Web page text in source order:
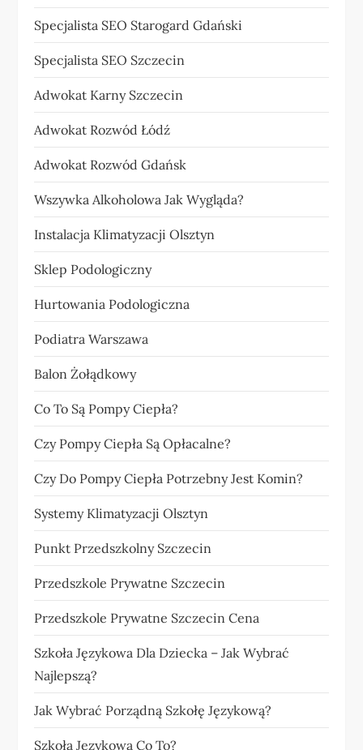
Specjalista SEO Starogard Gdański
Specjalista SEO Szczecin
Adwokat Karny Szczecin
Adwokat Rozwód Łódź
Adwokat Rozwód Gdańsk
Wszywka Alkoholowa Jak Wygląda?
Instalacja Klimatyzacji Olsztyn
Sklep Podologiczny
Hurtowania Podologiczna
Podiatra Warszawa
Balon Żołądkowy
Co To Są Pompy Ciepła?
Czy Pompy Ciepła Są Opłacalne?
Czy Do Pompy Ciepła Potrzebny Jest Komin?
Systemy Klimatyzacji Olsztyn
Punkt Przedszkolny Szczecin
Przedszkole Prywatne Szczecin
Przedszkole Prywatne Szczecin Cena
Szkoła Językowa Dla Dziecka – Jak Wybrać
Najlepszą?
Jak Wybrać Porządną Szkołę Językową?
Szkoła Językowa Co To?